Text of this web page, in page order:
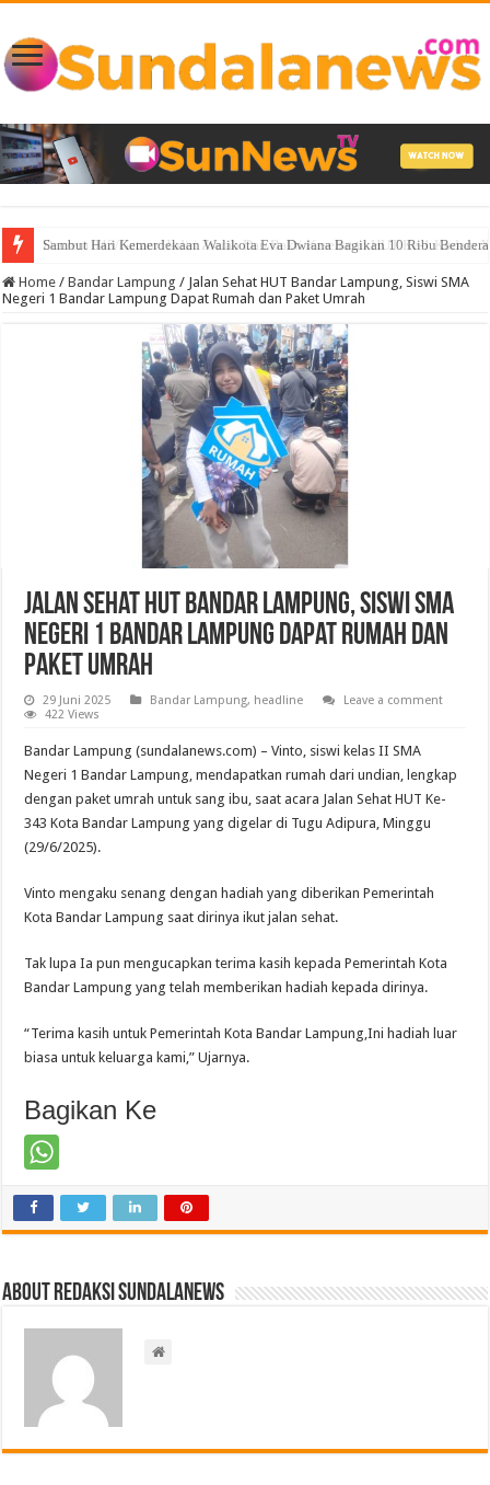
Sambut Hari Kemerdekaan Walikota Eva Dwiana Bagikan 10 Ribu
Home / Bandar Lampung / Jalan Sehat HUT Bandar Lampung, Siswi SMA
Negeri 1 Bandar Lampung Dapat Rumah dan Paket Umrah
Jalan Sehat HUT Bandar Lampung, Siswi SMA
Negeri 1 Bandar Lampung Dapat Rumah dan
Paket Umrah
29 Juni 2025 Bandar Lampung, headline
Leave a comment
422 Views
Bandar Lampung (sundalanews.com) – Vinto, siswi kelas II SMA
Negeri 1 Bandar Lampung, mendapatkan rumah dari undian, lengkap
dengan paket umrah untuk sang ibu, saat acara Jalan Sehat HUT Ke-
343 Kota Bandar Lampung yang digelar di Tugu Adipura, Minggu
(29/6/2025).
Vinto mengaku senang dengan hadiah yang diberikan Pemerintah
Kota Bandar Lampung saat dirinya ikut jalan sehat.
Tak lupa Ia pun mengucapkan terima kasih kepada Pemerintah Kota
Bandar Lampung yang telah memberikan hadiah kepada dirinya.
“Terima kasih untuk Pemerintah Kota Bandar Lampung,Ini hadiah luar
biasa untuk keluarga kami,” Ujarnya.
Bagikan Ke
About Redaksi Sundalanews